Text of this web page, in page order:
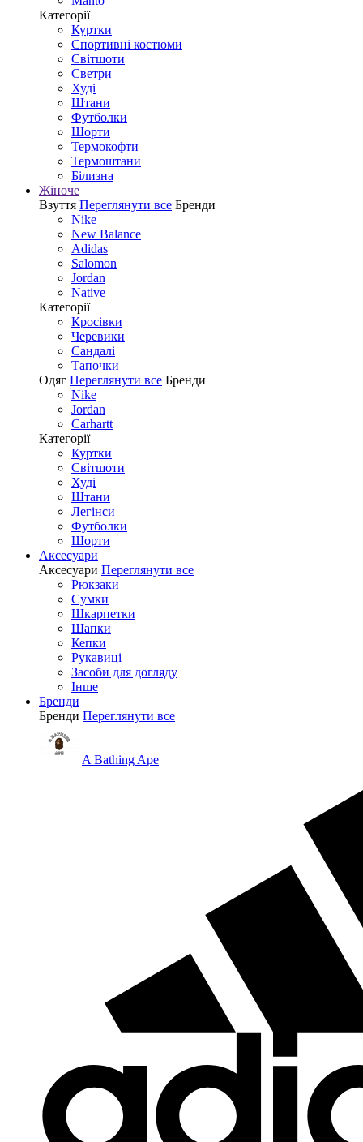
Категорії
Куртки
Спортивні костюми
Світшоти
Светри
Худі
Штани
Футболки
Шорти
Термокофти
Термоштани
Білизна
Жіноче
Взуття Переглянути все Бренди
Nike
New Balance
Adidas
Salomon
Jordan
Native
Категорії
Кросівки
Черевики
Сандалі
Tапочки
Одяг Переглянути все Бренди
Nike
Jordan
Carhartt
Категорії
Куртки
Світшоти
Худі
Штани
Легінси
Футболки
Шорти
Аксесуари
Аксесуари Переглянути все
Рюкзаки
Сумки
Шкарпетки
Шапки
Кепки
Рукавиці
Засоби для догляду
Інше
Бренди
Бренди Переглянути все
A Bathing Ape